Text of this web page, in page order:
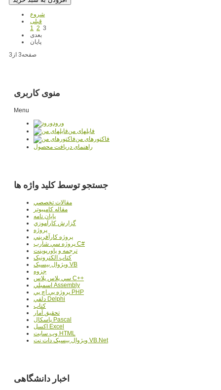
شروع
قبلی
1 2 3
بعدی
پایان
صفحه3 از3
منوی کاربری
Menu
ورود
فایلهای من
فاکتورهای من
راهنمای دریافت محصول
جستجو توسط کلید واژه ها
مقالات تخصصي
مقاله کامپیوتر
پایان نامه
گزارش کارآموزي
پروژه
پروژه کارآفريني
پروژه سي شارپ C#
ترجمه و پاورپوينت
کتاب الکترونيک
ويژوال بيسيک VB
جزوه
سي پلاس پلاس C++
اسمبلي Assembly
پروژه پي اچ پي PHP
دلفي Delphi
کتاب
تحقيق آمار
پاسکال Pascal
اکسل Excel
وب سايت HTML
ويژوال بيسيک دات نت VB.Net
اخبار دانشگاهی